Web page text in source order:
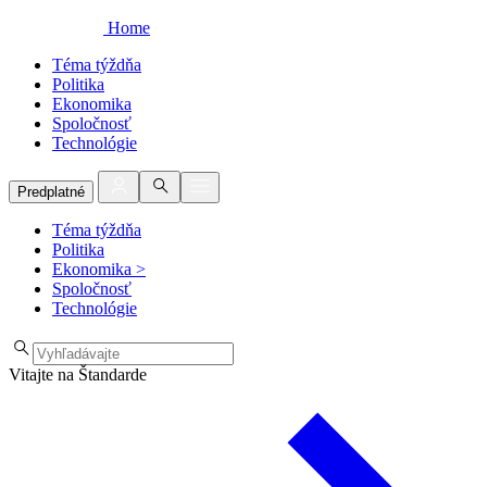
Home
Téma týždňa
Politika
Ekonomika
Spoločnosť
Technológie
Predplatné
Téma týždňa
Politika
Ekonomika >
Spoločnosť
Technológie
Vitajte na Štandarde